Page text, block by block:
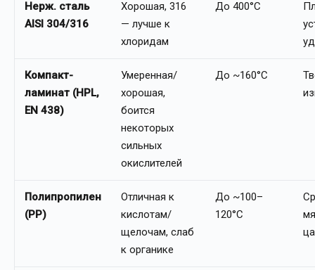
Нерж. сталь
AISI 304/316
Хорошая, 316
— лучше к
хлоридам
До 400°C
Компакт-
ламинат (HPL,
EN 438)
Умеренная/
хорошая,
боится
некоторых
сильных
окислителей
До ~160°C
Полипропилен
(PP)
Отличная к
кислотам/
щелочам, слаб
к органике
До ~100–
120°C